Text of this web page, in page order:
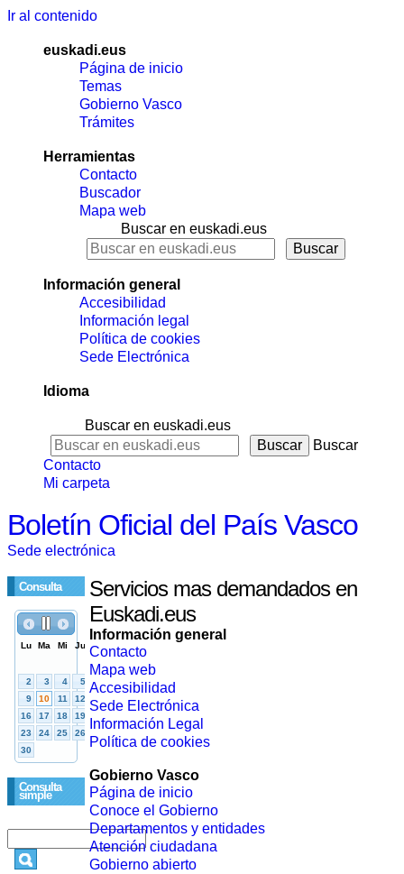
Ir al contenido
euskadi.eus
Página de inicio
Temas
Gobierno Vasco
Trámites
Herramientas
Contacto
Buscador
Mapa web
Buscar en euskadi.eus
Información general
Accesibilidad
Información legal
Política de cookies
Sede Electrónica
Idioma
Buscar en euskadi.eus
Buscar
Contacto
Mi carpeta
Boletín Oficial del País Vasco
Sede electrónica
Consulta
Consulta
simple
Servicios mas demandados en
Euskadi.eus
Información general
Contacto
Mapa web
Accesibilidad
Sede Electrónica
Información Legal
Política de cookies
Gobierno Vasco
Página de inicio
Conoce el Gobierno
Departamentos y entidades
Atención ciudadana
Gobierno abierto